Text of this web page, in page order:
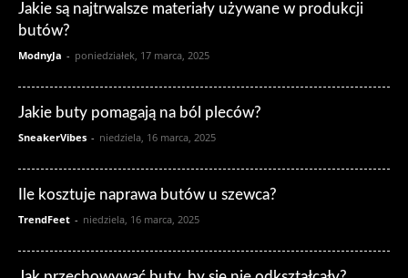
Jakie są najtrwalsze materiały używane w produkcji
butów?
ModnyJa - poniedziałek, 17 marca, 2025
Jakie buty pomagają na ból pleców?
SneakerVibes - niedziela, 16 marca, 2025
Ile kosztuje naprawa butów u szewca?
TrendFeet - niedziela, 16 marca, 2025